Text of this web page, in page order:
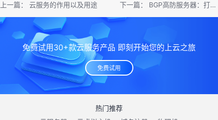
上一篇： 云服务的作用以及用途 下一篇： BGP高防服务器：打造坚不可摧的网络安全防护体系
免费试用30+款云服务产品 即刻开始您的上云之旅
免费试用
热门推荐